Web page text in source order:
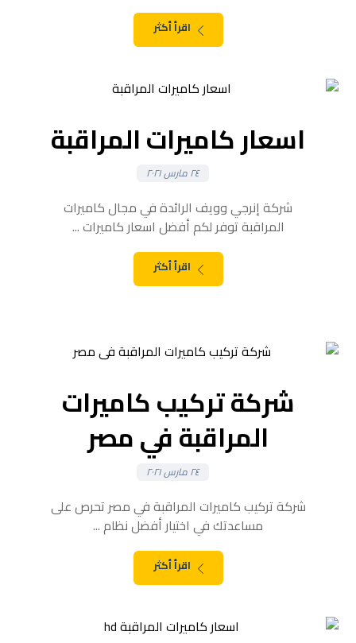
اقرأ أكثر
اسعار كاميرات المراقبة
٢٤ مارس ٢٠٢١
شركة إنرجي وويف الرائدة في مجال كاميرات
المراقبة توفر لكم أفضل اسعار كاميرات ...
اقرأ أكثر
شركة تركيب كاميرات
المراقبة في مصر
٢٤ مارس ٢٠٢١
شركة تركيب كاميرات المراقبة في مصر تحرص على
مساعدتك في اختيار أفضل نظام ...
اقرأ أكثر